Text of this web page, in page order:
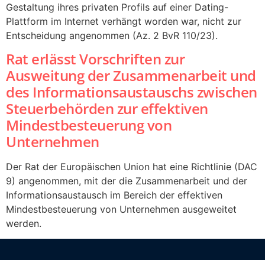
Gestaltung ihres privaten Profils auf einer Dating-
Plattform im Internet verhängt worden war, nicht zur
Entscheidung angenommen (Az. 2 BvR 110/23).
Rat erlässt Vorschriften zur
Ausweitung der Zusammenarbeit und
des Informationsaustauschs zwischen
Steuerbehörden zur effektiven
Mindestbesteuerung von
Unternehmen
Der Rat der Europäischen Union hat eine Richtlinie (DAC
9) angenommen, mit der die Zusammenarbeit und der
Informationsaustausch im Bereich der effektiven
Mindestbesteuerung von Unternehmen ausgeweitet
werden.